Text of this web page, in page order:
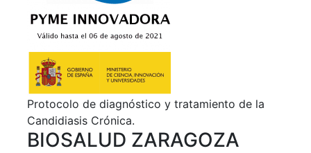
Protocolo de diagnóstico y tratamiento de la
Candidiasis Crónica.
BIOSALUD ZARAGOZA